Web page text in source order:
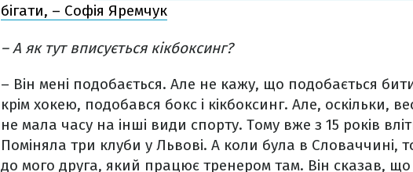
бігати, – Софія Яремчук
– А як тут вписується кікбоксинг?
– Він мені подобається. Але не кажу, що подобається
крім хокею, подобався бокс і кікбоксинг. Але, оскільки,
не мала часу на інші види спорту. Тому вже з 15 років
Поміняла три клуби у Львові. А коли була в
до мого друга, який працює тренером там. Він сказав, що